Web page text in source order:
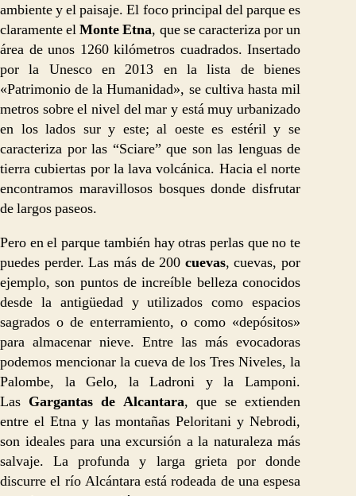
ambiente y el paisaje. El foco principal del parque es
claramente elMonte Etna, que se caracteriza por un
área de unos 1260 kilómetros cuadrados. Insertado
por la Unesco en 2013 en la lista de bienes
«Patrimonio de la Humanidad», se cultiva hasta mil
metros sobre el nivel del mar y está muy urbanizado
en los lados sur y este; al oeste es estéril y se
caracteriza por las “Sciare” que son las lenguas de
tierra cubiertas por la lava volcánica. Hacia el norte
encontramos maravillosos bosques donde disfrutar
de largos paseos.
Pero en el parque también hay otras perlas que no te
puedes perder. Las más de 200 cuevas, cuevas, por
ejemplo, son puntos de increíble belleza conocidos
desde la antigüedad y utilizados como espacios
sagrados o de enterramiento, o como «depósitos»
para almacenar nieve. Entre las más evocadoras
podemos mencionar la cueva de los Tres Niveles, la
Palombe, la Gelo, la Ladroni y la Lamponi.
Las Gargantas de Alcantara, que se extienden
entre el Etna y las montañas Peloritani y Nebrodi,
son ideales para una excursión a la naturaleza más
salvaje. La profunda y larga grieta por donde
discurre el río Alcántara está rodeada de una espesa